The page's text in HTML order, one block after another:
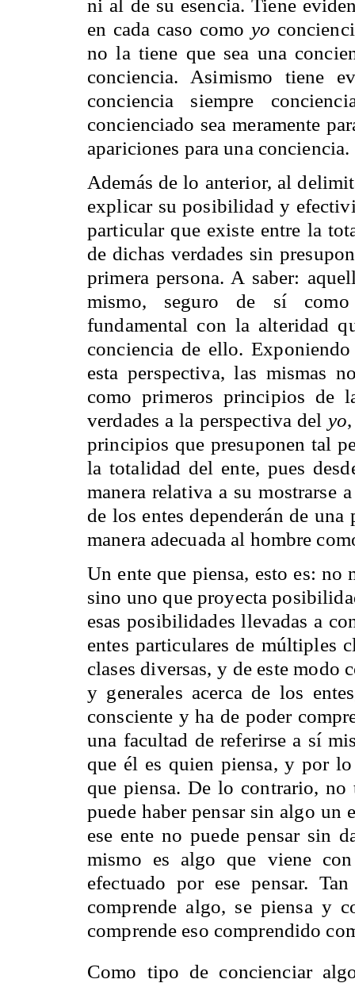
ni al de su esencia. Tiene
en cada caso como yo
no la tiene que sea una
conciencia. Asimismo tiene
conciencia siempre
concienciado sea meramente
apariciones para una conciencia.
Además de lo anterior, al
explicar su posibilidad y
particular que existe entre la
de dichas verdades sin
primera persona. A saber:
mismo, seguro de sí como
fundamental con la alteridad
conciencia de ello.
esta perspectiva, las mismas
como primeros principios de
verdades a la perspectiva del yo
principios que presuponen tal
la totalidad del ente, pues
manera relativa a su mostrarse
de los entes dependerán de
manera adecuada al hombre
Un ente que piensa, esto es: no
sino uno que proyecta
esas posibilidades llevadas a
entes particulares de múltiples
clases diversas, y de este modo
y generales acerca de los
consciente y ha de poder
una facultad de referirse a sí
que él es quien piensa, y por
que piensa. De lo contrario,
puede haber pensar sin algo un
ese ente no puede pensar sin
mismo es algo que viene
efectuado por ese pensar.
comprende algo, se piensa y
comprende eso comprendido
Como tipo de concienciar